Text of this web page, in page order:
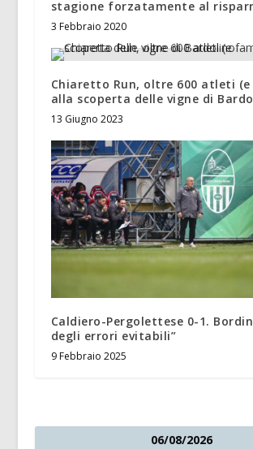
stagione forzatamente al
3 Febbraio 2020
Chiaretto Run, oltre 600 atleti
alla scoperta delle vigne di
13 Giugno 2023
Caldiero-Pergolettese 0-1.
degli errori evitabili”
9 Febbraio 2025
06/08/2026